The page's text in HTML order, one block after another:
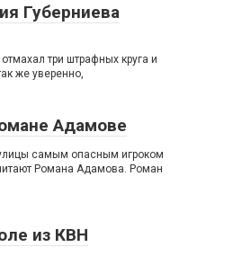
Губерниева
три штрафных круга и
же уверенно,
Адамове
самым опасным игроком
Романа Адамова. Роман
из КВН